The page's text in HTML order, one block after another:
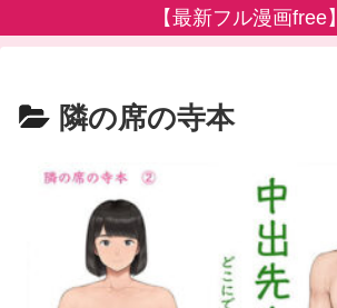
【最新フル漫画free】
隣の席の寺本